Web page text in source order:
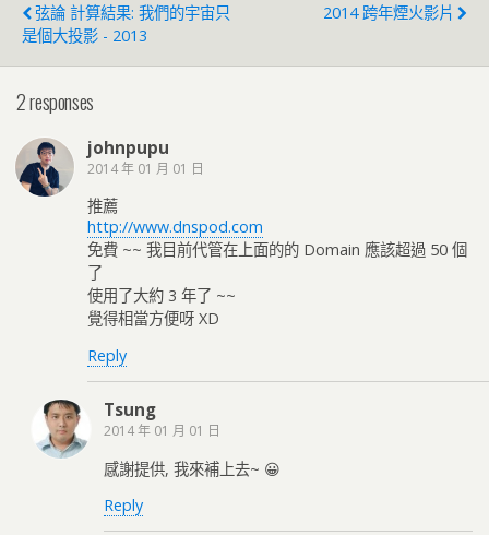
弦論 計算結果: 我們的宇宙只
是個大投影 - 2013
2014 跨年煙火影片
2 responses
johnpupu
2014 年 01 月 01 日
推薦
http://www.dnspod.com
免費 ~~ 我目前代管在上面的的 Domain 應該超過 50 個
了
使用了大約 3 年了 ~~
覺得相當方便呀 XD
Reply
Tsung
2014 年 01 月 01 日
感謝提供, 我來補上去~ 😀
Reply